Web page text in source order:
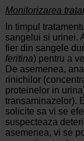
Monitorizarea
In timpul
sangelui si urinei.
fier din sangele
feritina) pentru a
De asemenea,
rinichilor
proteinelor in
transaminazelor).
solicite sa vi se
suspecteaza
asemenea, vi se